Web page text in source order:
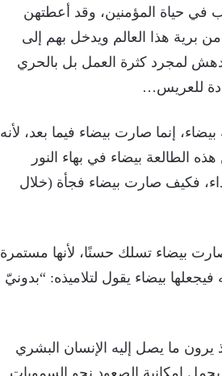
برية هذا العالم ويدخل بهم إلى
لمجرد كثرة العمل بل بالحري
للعريس…
من البداية بيضاء، إنما صارت بيضاء فيما بعد، لأنه
كالقرمز تبيض كالثلج” (إش ١: 18)]. كما يقول[186]: [من هذه الطالعة بيضاء في بهاء النور
[الآن هذه التي صارت بيضاء تسلك حسنًا، لأنها مستمرة
بيضاء يقول لتلاميذه: “بدونيّ
ما يصل إليه الإنسان البشري
يحمل إمكانية الصعود نحو السمويات